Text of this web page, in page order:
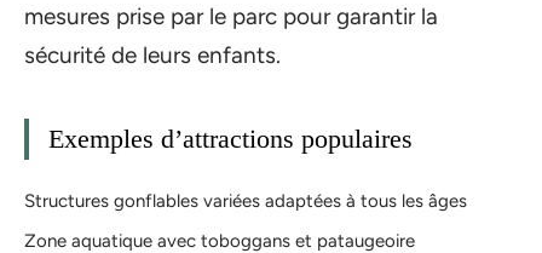
mesures prise par le parc pour garantir la
sécurité de leurs enfants.
Exemples d’attractions populaires
Structures gonflables variées adaptées à tous les âges
Zone aquatique avec toboggans et pataugeoire